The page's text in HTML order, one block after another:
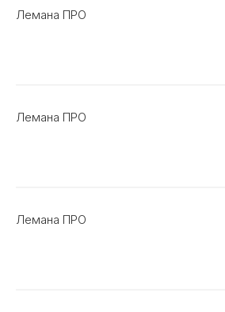
Лемана ПРО
Лемана ПРО
Лемана ПРО